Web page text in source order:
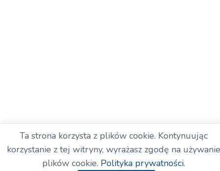
Ta strona korzysta z plików cookie. Kontynuując
korzystanie z tej witryny, wyrażasz zgodę na używanie
plików cookie. Polityka prywatności.